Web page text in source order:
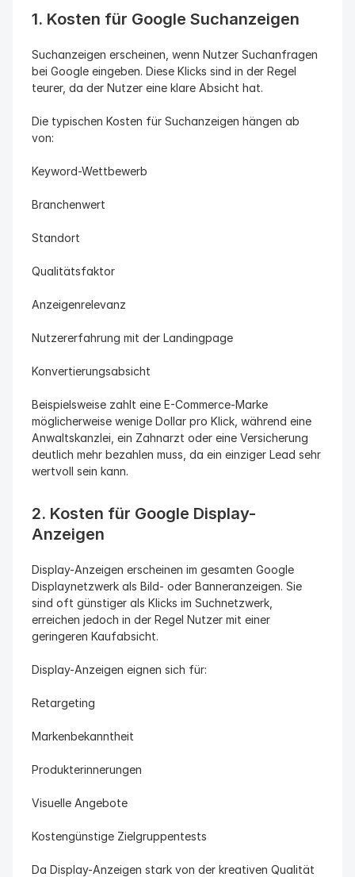
1. Kosten für Google Suchanzeigen
Suchanzeigen erscheinen, wenn Nutzer Suchanfragen
bei Google eingeben. Diese Klicks sind in der Regel
teurer, da der Nutzer eine klare Absicht hat.
Die typischen Kosten für Suchanzeigen hängen ab
von:
Keyword-Wettbewerb
Branchenwert
Standort
Qualitätsfaktor
Anzeigenrelevanz
Nutzererfahrung mit der Landingpage
Konvertierungsabsicht
Beispielsweise zahlt eine E-Commerce-Marke
möglicherweise wenige Dollar pro Klick, während eine
Anwaltskanzlei, ein Zahnarzt oder eine Versicherung
deutlich mehr bezahlen muss, da ein einziger Lead sehr
wertvoll sein kann.
2. Kosten für Google Display-
Anzeigen
Display-Anzeigen erscheinen im gesamten Google
Displaynetzwerk als Bild- oder Banneranzeigen. Sie
sind oft günstiger als Klicks im Suchnetzwerk,
erreichen jedoch in der Regel Nutzer mit einer
geringeren Kaufabsicht.
Display-Anzeigen eignen sich für:
Retargeting
Markenbekanntheit
Produkterinnerungen
Visuelle Angebote
Kostengünstige Zielgruppentests
Da Display-Anzeigen stark von der kreativen Qualität